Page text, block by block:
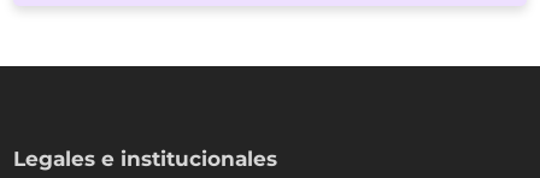
Legales e institucionales